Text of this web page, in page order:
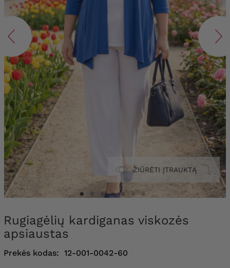
ŽIŪRĖTI ĮTRAUKTĄ
Rugiagėlių kardiganas viskozės
apsiaustas
Prekės kodas: 12-001-0042-60